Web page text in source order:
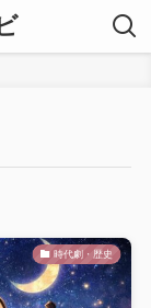
時代劇・歴史